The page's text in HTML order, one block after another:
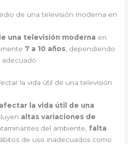
de una televisión moderna en
una televisión moderna en
7 a 10 años , dependiendo
la vida útil de una televisión
la vida útil de una
altas variaciones de
del ambiente, falta
de uso inadecuados como